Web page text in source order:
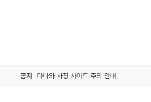
공지 다나와 사칭 사이트 주의 안내